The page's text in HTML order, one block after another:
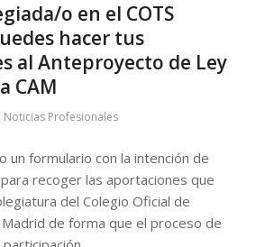
o en el COTS
hacer tus
al Anteproyecto de Ley
CAM
Noticias Profesionales
un formulario con la intención de
recoger las aportaciones que
del Colegio Oficial de
de forma que el proceso de